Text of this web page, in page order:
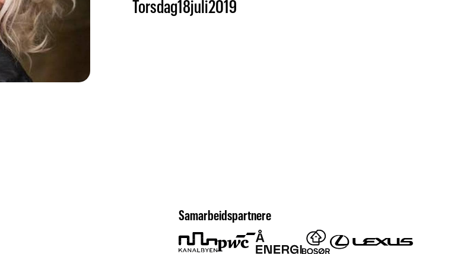
Torsdag18juli2019
Samarbeidspartnere